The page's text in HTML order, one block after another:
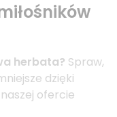
herbata? Spraw,
dzięki
naszej ofercie